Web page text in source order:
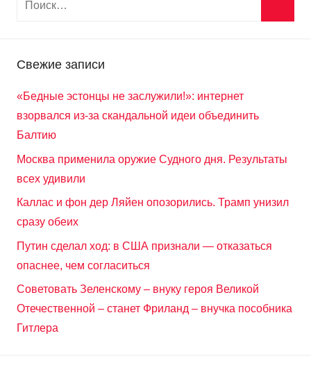
Свежие записи
«Бедные эстонцы не заслужили!»: интернет
взорвался из-за скандальной идеи объединить
Балтию
Москва применила оружие Судного дня. Результаты
всех удивили
Каллас и фон дер Ляйен опозорились. Трамп унизил
сразу обеих
Путин сделал ход: в США признали — отказаться
опаснее, чем согласиться
Советовать Зеленскому – внуку героя Великой
Отечественной – станет Фриланд – внучка пособника
Гитлера